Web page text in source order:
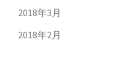
2018年3月
2018年2月